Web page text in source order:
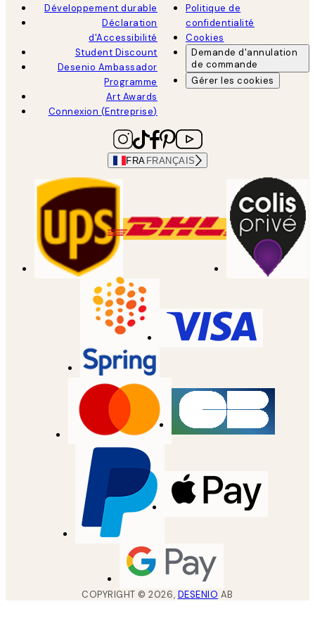
Développement durable
Déclaration
d'Accessibilité
Student Discount
Desenio Ambassador
Programme
Art Awards
Connexion (Entreprise)
Politique de
confidentialité
Cookies
Demande d'annulation
de commande
Gérer les cookies
FRA FRANÇAIS
COPYRIGHT ©2026, DESENIO AB